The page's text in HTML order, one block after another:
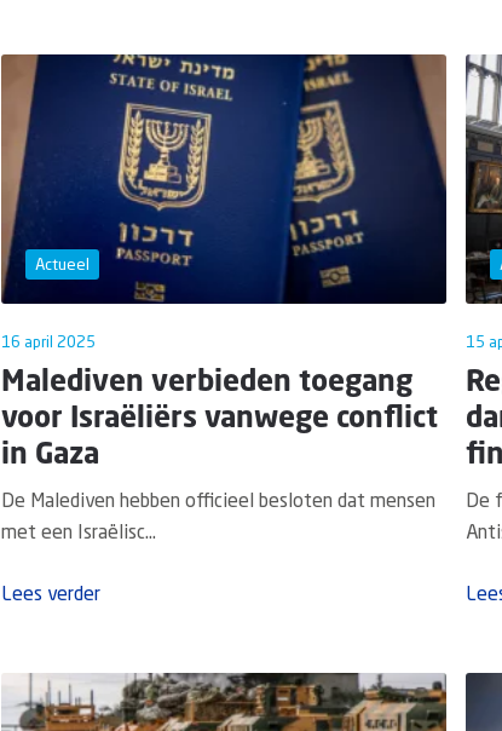
Actueel
16 april 2025
Malediven verbieden toegang
voor Israëliërs vanwege conflict
in Gaza
De Malediven hebben officieel besloten dat mensen
met een Israëlisc...
Lees verder
15
De